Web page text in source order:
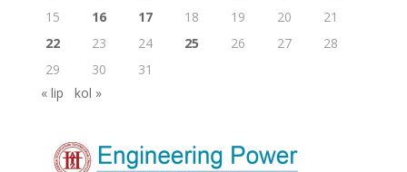
15
16 17 18 19 20
21
22
23 24 25 26 27
28
29
30
31
« lip
kol »